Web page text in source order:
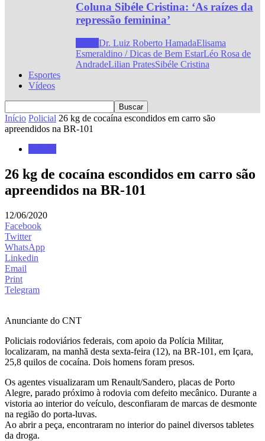
Coluna Sibéle Cristina: ‘As raízes da
repressão feminina’
Dr. Luiz Roberto HamadaElisama
Esmeraldino / Dicas de Bem EstarLéo Rosa de
AndradeLilian PratesSibéle Cristina
Esportes
Vídeos
Início Policial 26 kg de cocaína escondidos em carro são
apreendidos na BR-101
26 kg de cocaína escondidos em carro são
apreendidos na BR-101
12/06/2020
Facebook
Twitter
WhatsApp
Linkedin
Email
Print
Telegram
Anunciante do CNT
Policiais rodoviários federais, com apoio da Polícia Militar,
localizaram, na manhã desta sexta-feira (12), na BR-101, em Içara,
25,8 quilos de cocaína. Dois homens foram presos.
Os agentes visualizaram um Renault/Sandero, placas de Porto
Alegre, parado próximo à rodovia com defeito mecânico. Durante a
vistoria ao interior do veículo, desconfiaram de marcas de desmonte
na região do porta-luvas.
Ao abrir a peça, encontraram no interior do painel diversos tabletes
da droga.